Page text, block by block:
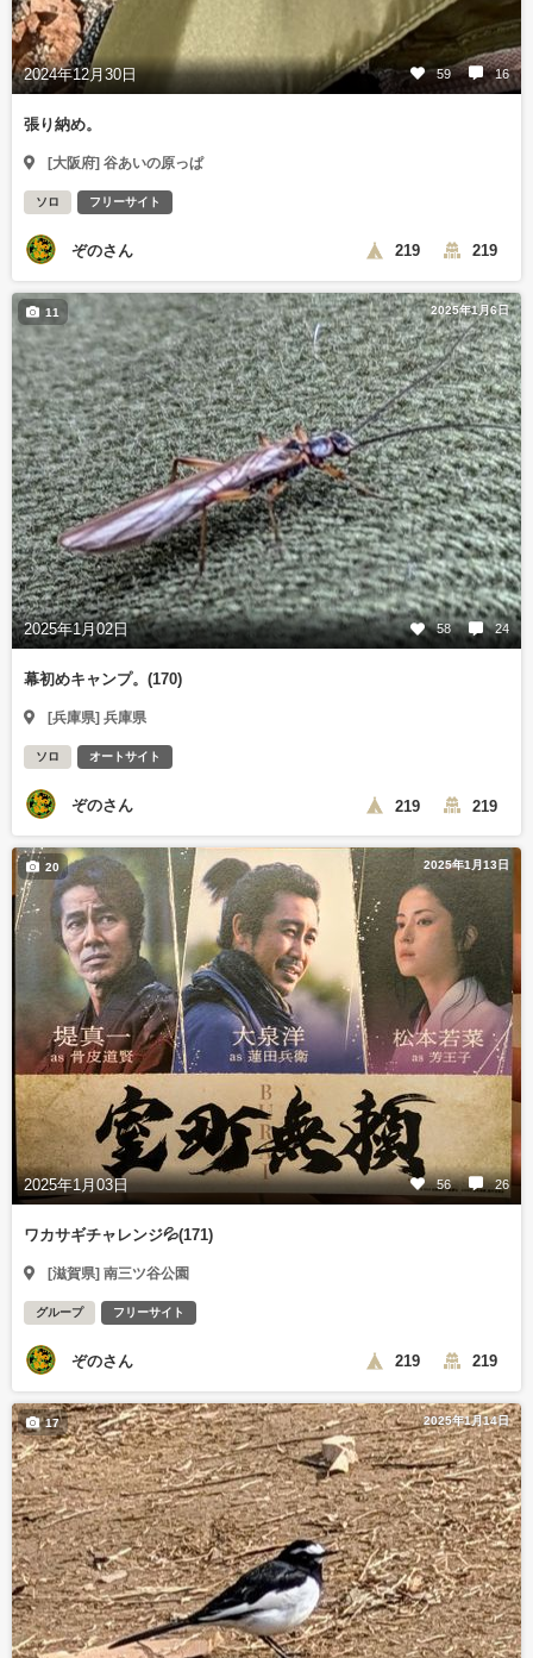
2024年12月30日 59 16
張り納め。
[大阪府] 谷あいの原っぱ
ソロ フリーサイト
ぞのさん 219 219
2025年1月6日
2025年1月02日 58 24
11
幕初めキャンプ。(170)
[兵庫県] 兵庫県
ソロ オートサイト
ぞのさん 219 219
2025年1月13日
2025年1月03日 56 26
20
ワカサギチャレンジ💦(171)
[滋賀県] 南三ツ谷公園
グループ フリーサイト
ぞのさん 219 219
2025年1月14日
17